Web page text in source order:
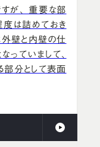
が、 重要な部
度は詰めておき
外壁と内壁の仕
ていまして、
分として表面